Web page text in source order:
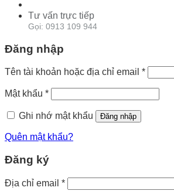
Tư vấn trực tiếp
Gọi: 0913 109 944
Đăng nhập
Tên tài khoản hoặc địa chỉ email *
Mật khẩu *
Ghi nhớ mật khẩu Đăng nhập
Quên mật khẩu?
Đăng ký
Địa chỉ email *